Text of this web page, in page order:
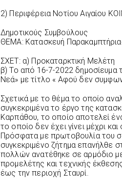
2) Περιφέρεια Νοτίου Αιγαίου
Δημοτικούς Συμβούλους
ΘΕΜΑ: Κατασκευή
ΣΧΕΤ: α) Προκαταρκτική Μελέτη
β) Το από 16-7-2022 δημοσίευμα
Νεά» με τίτλο « Αφού δεν
Σχετικά με το θέμα το οποίο
συγκεκριμένα το έργο της
Καρπάθου, το οποίο αποτελεί
το οποίο δεν έχει γίνει μέχρι
Πρόσφατα με πρωτοβουλία του
συγκεκριμένο ζήτημα επανήλθε
πολλών ανατέθηκε σε αρμόδιο
προμελέτης και τεχνικής
έως την περιοχή Σταυρί.